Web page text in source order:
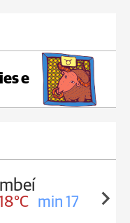
e
min 17°C